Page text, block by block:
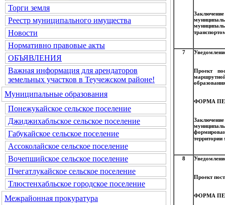
Торги земля
Реестр муниципального имущества
Новости
Нормативно правовые акты
ОБЪЯВЛЕНИЯ
Важная информация для арендаторов
земельных участков в Теучежском районе!
Муниципальные образования
Понежукайское сельское поселение
Джиджихабльское сельское поселение
Габукайское сельское поселение
Ассоколайское сельское поселение
Вочепшийское сельское поселение
Пчегатлукайское сельское поселение
Тлюстенхабльское городское поселение
Межрайонная прокуратура
7
Проект
ФОРМА
8
Проект
ФОРМА